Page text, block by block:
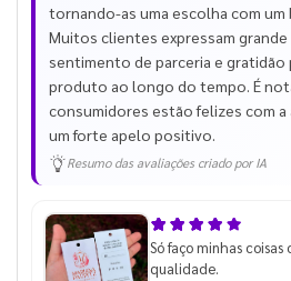
tornando-as uma escolha com
Muitos clientes expressam grande
sentimento de parceria e gratidão
produto ao longo do tempo. É
consumidores estão felizes com a
um forte apelo positivo.
Resumo das avaliações criado por IA
Só faço minhas coisas
qualidade.